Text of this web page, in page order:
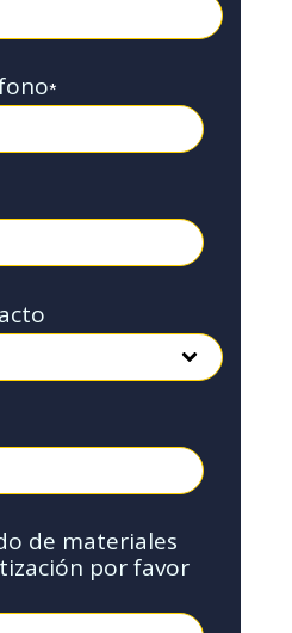
*
de materiales
por favor